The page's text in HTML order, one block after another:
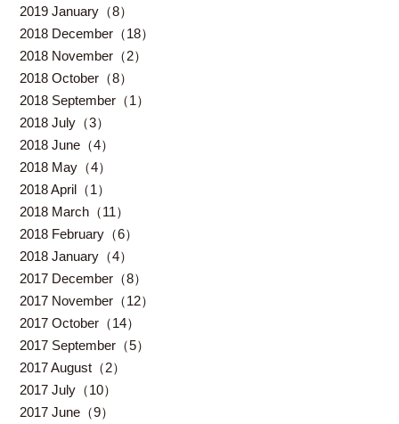
2019 January（8）
2018 December（18）
2018 November（2）
2018 October（8）
2018 September（1）
2018 July（3）
2018 June（4）
2018 May（4）
2018 April（1）
2018 March（11）
2018 February（6）
2018 January（4）
2017 December（8）
2017 November（12）
2017 October（14）
2017 September（5）
2017 August（2）
2017 July（10）
2017 June（9）